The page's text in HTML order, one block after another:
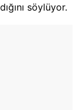
söylüyor.